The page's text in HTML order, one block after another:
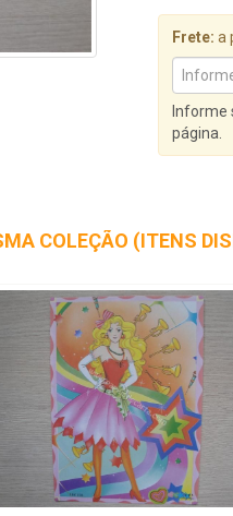
Frete: a
Informe
página.
COLEÇÃO (ITENS